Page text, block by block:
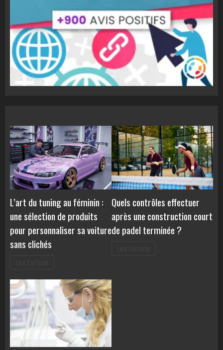
L’art du tuning au féminin :
une sélection de produits
pour personnaliser sa voiture
sans clichés
Quels contrôles effectuer
après une construction court
de padel terminée ?